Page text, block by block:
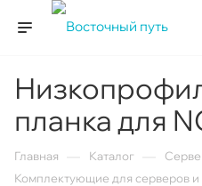
планка для
Главная Каталог
Комплектующие для серверов